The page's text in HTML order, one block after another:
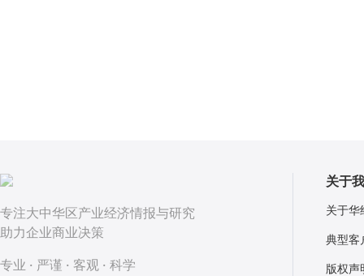
专注大中华区产业经济情报与研究
助力企业商业决策
专业 · 严谨 · 客观 · 科学
关于
关于华
典型客
版权声